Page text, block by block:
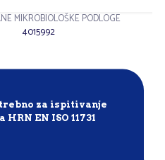
MIKROBIOLOŠKE PODLOGE
4015992
za ispitivanje
EN ISO 11731